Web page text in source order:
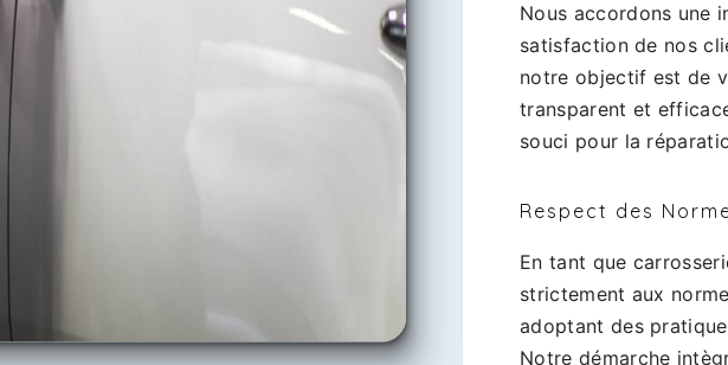
Nous accordons une
satisfaction de nos
notre objectif est de
transparent et
souci pour la
Respect des
En tant que
strictement aux
adoptant des
Notre démarche